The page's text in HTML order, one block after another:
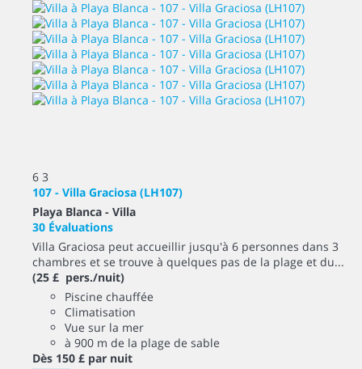
6 3
107 - Villa Graciosa (LH107)
Playa Blanca - Villa
30 Évaluations
Villa Graciosa peut accueillir jusqu'à 6 personnes dans 3
chambres et se trouve à quelques pas de la plage et du...
(25 £ pers./nuit)
Piscine chauffée
Climatisation
Vue sur la mer
à 900 m de la plage de sable
Dès 150 £ par nuit